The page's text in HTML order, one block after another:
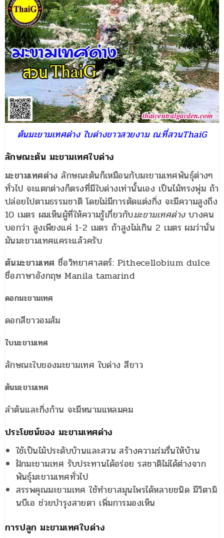
ต้นมะขามเทศด่าง ใบด่างขาวสวยงาม ณ.ที่สวนThaiG
ลักษณะต้น มะขามเทศใบด่าง
มะขามเทศด่าง ลักษณะต้นก็เหมือนกับมะขามเทศพันธุ์ต่างๆ
ทั่วไป จะแตกต่างก็ตรงที่มีใบด่างเท่านั้นเอง เป็นไม้ทรงพุ่ม ถ้า
ปล่อยไปตามธรรมชาติ โดยไม่มีการตัดแต่งกิ่ง จะมีความสูงถึง
10 เมตร ผมเห็นผู้ที่ให้ความรู้เกี่ยวกับมะขามเทศด่างบางคน
บอกว่า สูงเพียงแค่ 1-2 เมตร ถ้าสูงไม่เกิน 2 เมตร ผมว่านั่น
มันมะขามเทศแคระแล้วครับ
ต้นมะขามเทศ ชื่อวิทยาศาสตร์: Pithecellobium dulce
ชื่อภาษาอังกฤษ Manila tamarind
ดอกมะขามเทศ
ดอกสีขาวอมส้ม
ใบมะขามเทศ
ลักษณะใบของมะขามเทศ ใบด่าง สีขาว
ต้นมะขามเทศ
ลำต้นและกิ่งก้าน จะมีหนามแหลมคม
ประโยชน์ของ มะขามเทศด่าง
ใช้เป็นไม้ประดับบ้านและสวน สร้างความร่มรื่นให้บ้าน
ฝักมะขามเทศ รับประทานได้อร่อย รสชาติไม่ได้ต่างจาก
พันธุ์มะขามเทศทั่วไป
สรรพคุณมะขามเทศ ใช้ทำยาสมุนไพรได้หลายชนิด มีวิตามิ
นบีเอ ช่วยบำรุงสายตา เพิ่มการมองเห็น
การปลูก มะขามเทศใบด่าง